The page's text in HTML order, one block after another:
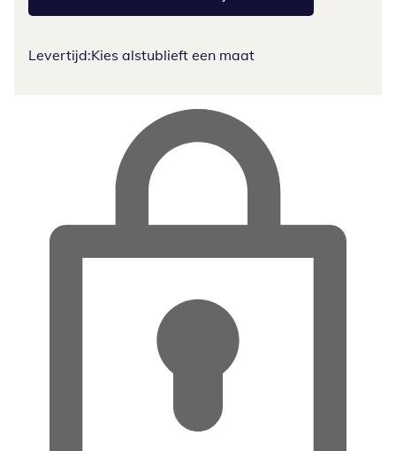
Levertijd:Kies alstublieft een maat